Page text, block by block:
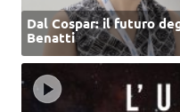
Dal Cospar: il futuro
Benatti